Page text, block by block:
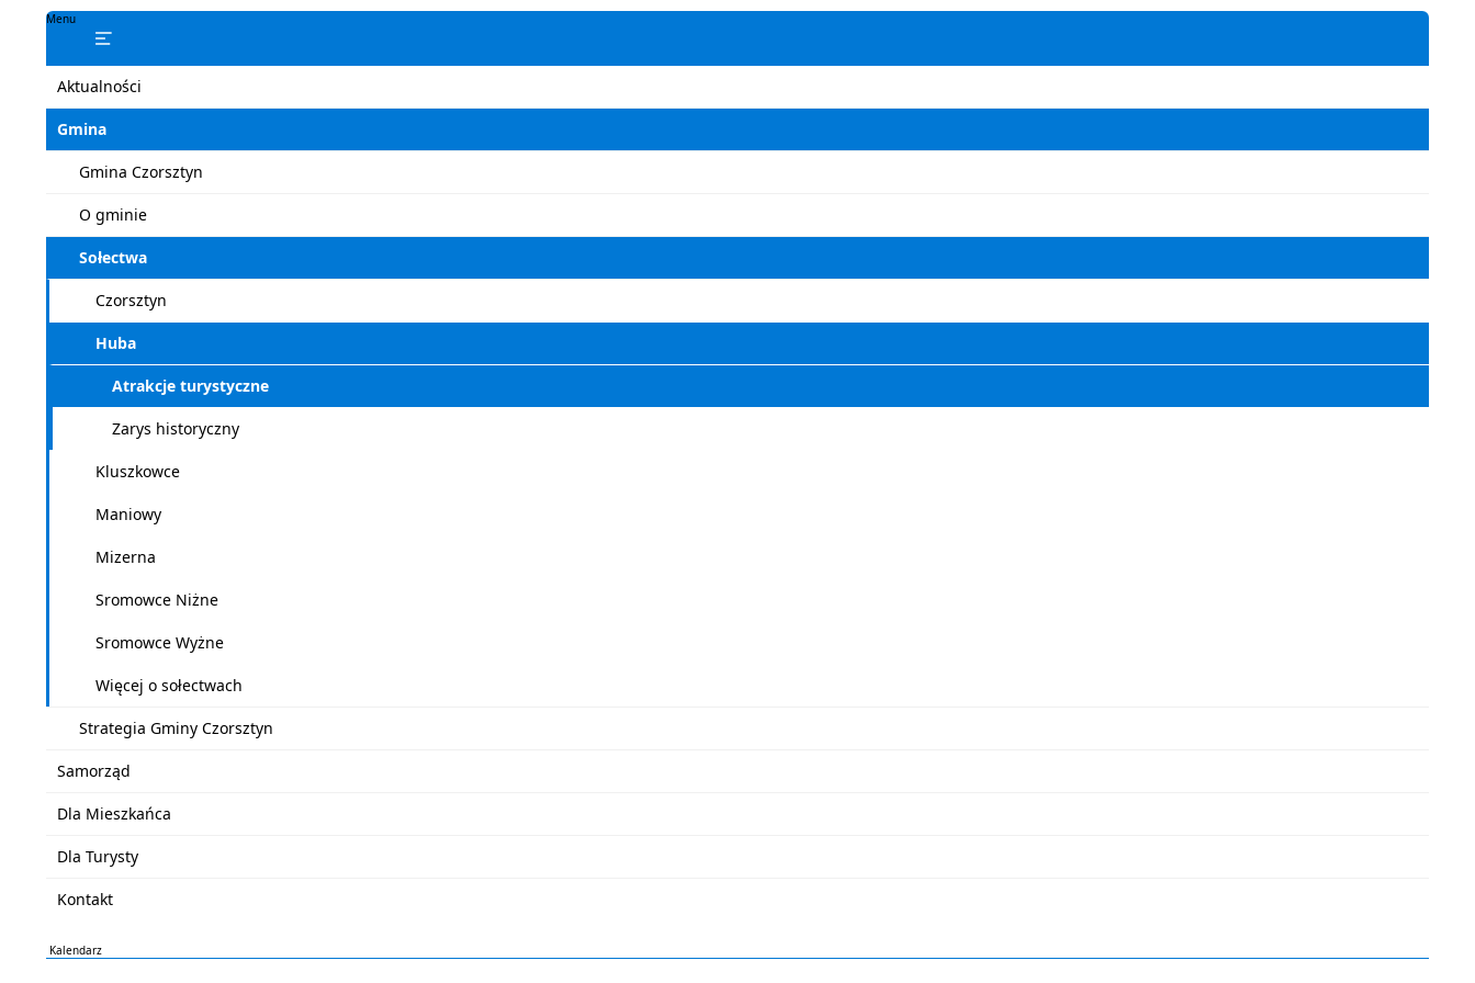
Menu
Aktualności
Gmina
Gmina Czorsztyn
O gminie
Sołectwa
Czorsztyn
Huba
Atrakcje turystyczne
Zarys historyczny
Kluszkowce
Maniowy
Mizerna
Sromowce Niżne
Sromowce Wyżne
Więcej o sołectwach
Strategia Gminy Czorsztyn
Samorząd
Dla Mieszkańca
Dla Turysty
Kontakt
Kalendarz